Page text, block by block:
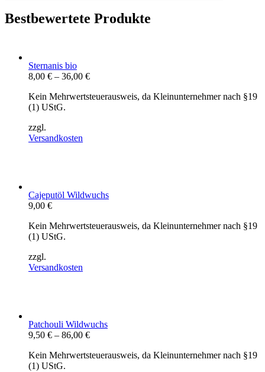
Bestbewertete Produkte
Sternanis bio
8,00 € – 36,00 €
Kein Mehrwertsteuerausweis, da Kleinunternehmer nach §19
(1) UStG.
zzgl.
Versandkosten
Cajeputöl Wildwuchs
9,00 €
Kein Mehrwertsteuerausweis, da Kleinunternehmer nach §19
(1) UStG.
zzgl.
Versandkosten
Patchouli Wildwuchs
9,50 € – 86,00 €
Kein Mehrwertsteuerausweis, da Kleinunternehmer nach §19
(1) UStG.